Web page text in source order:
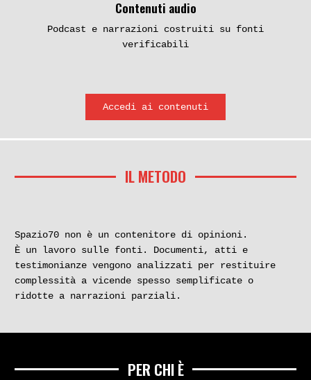
Contenuti audio
Podcast e narrazioni costruiti su fonti
verificabili
Accedi ai contenuti
IL METODO
Spazio70 non è un contenitore di opinioni.
È un lavoro sulle fonti. Documenti, atti e
testimonianze vengono analizzati per restituire
complessità a vicende spesso semplificate o
ridotte a narrazioni parziali.
PER CHI È